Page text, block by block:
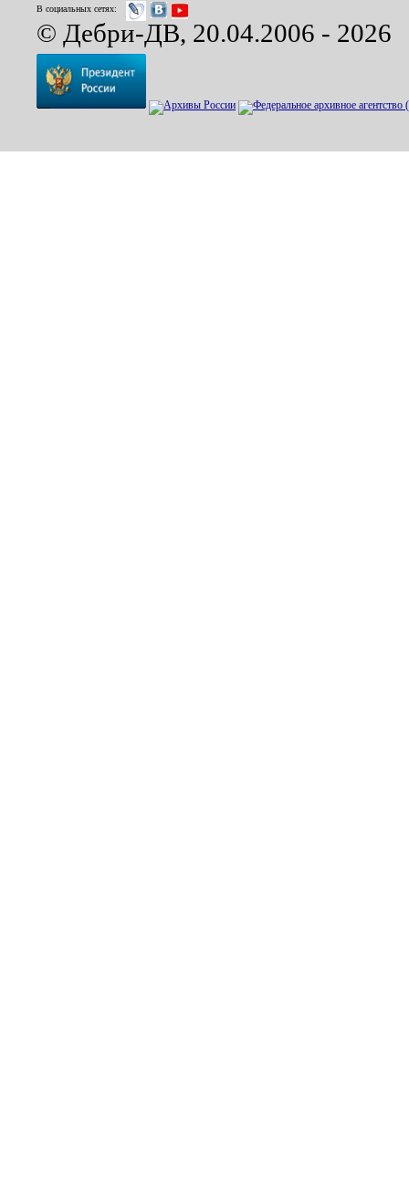
В социальных сетях:
© Дебри-ДВ, 20.04.2006 - 2026